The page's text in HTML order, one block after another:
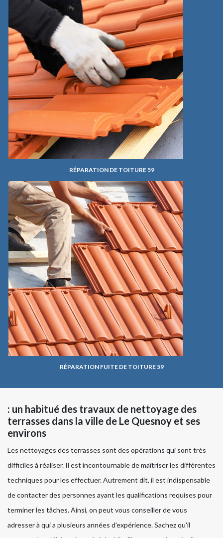
RÉPARATION DE TOITURE 59
RÉPARATION FUITE DE TOITURE 59
: un habitué des travaux de nettoyage des
terrasses dans la ville de Le Quesnoy et ses
environs
Les nettoyages des terrasses sont des opérations qui sont très
difficiles à réaliser. Il est incontournable de maîtriser les différentes
techniques pour les effectuer. Autrement dit, il est indispensable
de contacter des personnes ayant les qualifications requises pour
terminer les tâches. Ainsi, on peut vous conseiller de vous
adresser à qui a plusieurs années d'expérience. Sachez qu'il